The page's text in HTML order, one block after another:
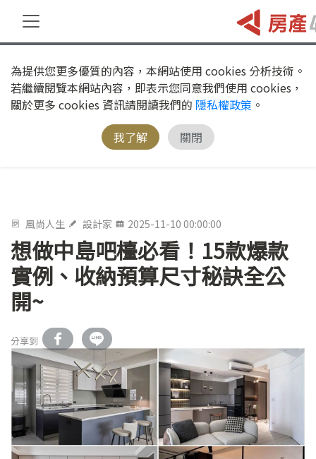
為提供您更多優質的內容，本網站使用 cookies 分析技術。
若繼續閱覽本網站內容，即表示您同意我們使用 cookies，
關於更多 cookies 資訊請閱讀我們的 隱私權政策 。
我了解
關閉
風尚人生 設計家 2025-11-10 00:00:00
想做中島吧檯必看！15款爆款
實例、收納預算尺寸秘訣全公
開~
分享到